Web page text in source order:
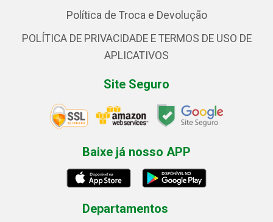
Política de Troca e Devolução
POLÍTICA DE PRIVACIDADE E TERMOS DE USO DE
APLICATIVOS
Site Seguro
Baixe já nosso APP
Departamentos